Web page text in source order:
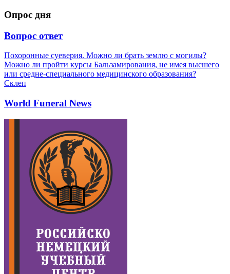
Опрос дня
Вопрос ответ
Похоронные суеверия. Можно ли брать землю с могилы?
Можно ли пройти курсы Бальзамирования, не имея высшего
или средне-специального медицинского образования?
Склеп
World Funeral News